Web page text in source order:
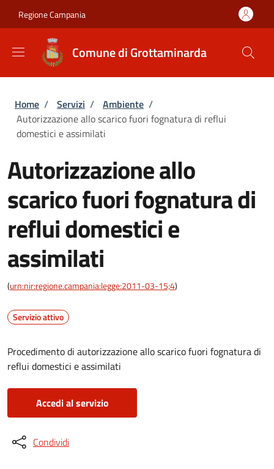
Regione Campania
Comune di Grottaminarda
Briciole di pane
Home / Servizi / Ambiente /
Autorizzazione allo scarico fuori fognatura di reflui
domestici e assimilati
Autorizzazione allo
scarico fuori fognatura di
reflui domestici e
assimilati
(urn:nir:regione.campania:legge:2011-03-15;4)
Servizio attivo
Procedimento di autorizzazione allo scarico fuori fognatura di
reflui domestici e assimilati
Accedi al servizio
Condividi